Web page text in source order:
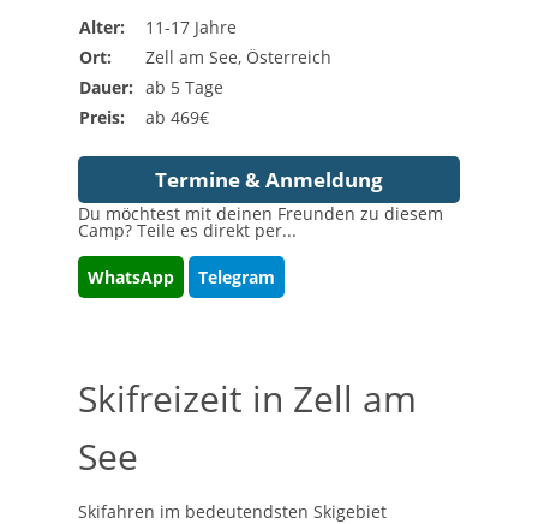
Alter:
11-17 Jahre
Ort:
Zell am See, Österreich
Dauer: ab 5 Tage
Preis:
ab 469€
Termine & Anmeldung
Du möchtest mit deinen Freunden zu diesem
Camp? Teile es direkt per...
WhatsApp Telegram
Skifreizeit in Zell am
See
Skifahren im bedeutendsten Skigebiet